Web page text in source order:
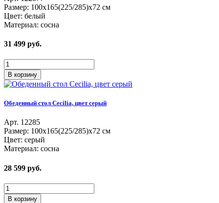
Размер: 100х165(225/285)х72 см
Цвет: белый
Материал: сосна
31 499 руб.
В корзину
Обеденный стол Cecilia, цвет серый
Aрт. 12285
Размер: 100х165(225/285)х72 см
Цвет: серый
Материал: сосна
28 599 руб.
В корзину